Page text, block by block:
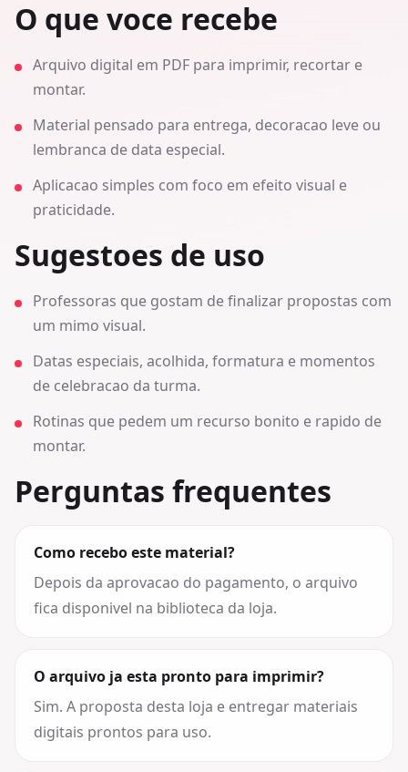
O que voce recebe
Arquivo digital em PDF para imprimir, recortar e
montar.
Material pensado para entrega, decoracao leve ou
lembranca de data especial.
Aplicacao simples com foco em efeito visual e
praticidade.
Sugestoes de uso
Professoras que gostam de finalizar propostas com
um mimo visual.
Datas especiais, acolhida, formatura e momentos
de celebracao da turma.
Rotinas que pedem um recurso bonito e rapido de
montar.
Perguntas frequentes
Como recebo este material?
Depois da aprovacao do pagamento, o arquivo
fica disponivel na biblioteca da loja.
O arquivo ja esta pronto para imprimir?
Sim. A proposta desta loja e entregar materiais
digitais prontos para uso.